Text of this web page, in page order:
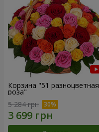
Корзина "51 разноцветная
роза"
5 284 грн